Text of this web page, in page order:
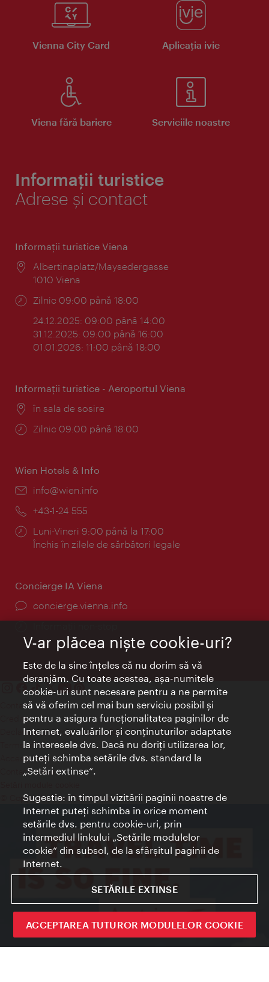
Vienna City Card Aplicaţia ivie
Viena fără bariere Serviciile noastre
Informații turistice
Adrese și contact
Informaţii turistice Viena
Locul:
Albertinaplatz/Maysedergasse
1010 Viena
Program:
Zilnic 09:00 până 18:00
24.12.2025: 09:00 până 14:00
31.12.2025: 09:00 până 16:00
01.01.2026: 11:00 până 18:00
Informaţii turistice - Aeroportul Viena
Locul:
în sala de sosire
Program:
Zilnic 09:00 până 18:00
Wien Hotels & Info
E-
info@wien.info
Telefon:
+43-1-24 555
Program:
Luni-Vineri 9:00 până la 17:00
Închis în zilele de sărbători legale
Concierge IA Viena
concierge.vienna.info
Contact
Credits
Declaraţie privind protecţia datelor
Terms of Use
Accesibilitate
Contact presa
© Copyright Wien Tourismus
V-ar plăcea nişte cookie-uri?
Este de la sine înţeles că nu dorim să vă
deranjăm. Cu toate acestea, aşa-numitele
cookie-uri sunt necesare pentru a ne permite
să vă oferim cel mai bun serviciu posibil şi
pentru a asigura funcţionalitatea paginilor de
Internet, evaluărilor şi conţinuturilor adaptate
la interesele dvs. Dacă nu doriţi utilizarea lor,
puteţi schimba setările dvs. standard la
„Setări extinse“.
Sugestie: în timpul vizitării paginii noastre de
Internet puteţi schimba în orice moment
setările dvs. pentru cookie-uri, prin
intermediul linkului „Setările modulelor
cookie“ din subsol, de la sfârşitul paginii de
Internet.
SETĂRILE EXTINSE
ACCEPTAREA TUTUROR MODULELOR COOKIE